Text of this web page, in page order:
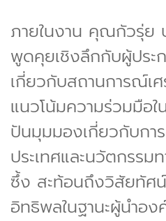
ภายในงาน คุณกัวรุ่ย
พูดคุยเชิงลึกกับผู้ประ
เกี่ยวกับสถานการณ์เ
แนวโน้มความร่วมมือ
ปันมุมมองเกี่ยวกับกา
ประเทศและนวัตกรรม
ซึ้ง สะท้อนถึงวิสัยทัศ
อิทธิพลในฐานะผู้นำอง